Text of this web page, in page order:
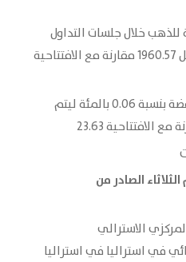
خلال جلسات التداول
لليوم بنسبة 0.07 بالمئة لتسجل 1960.57 مقارنة مع الافتتاحية
بينما ارتفعت العقود الاجلة للفضة بنسبة 0.06 بالمئة ليتم
الصادر من
الاسترالي
في استراليا في استراليا